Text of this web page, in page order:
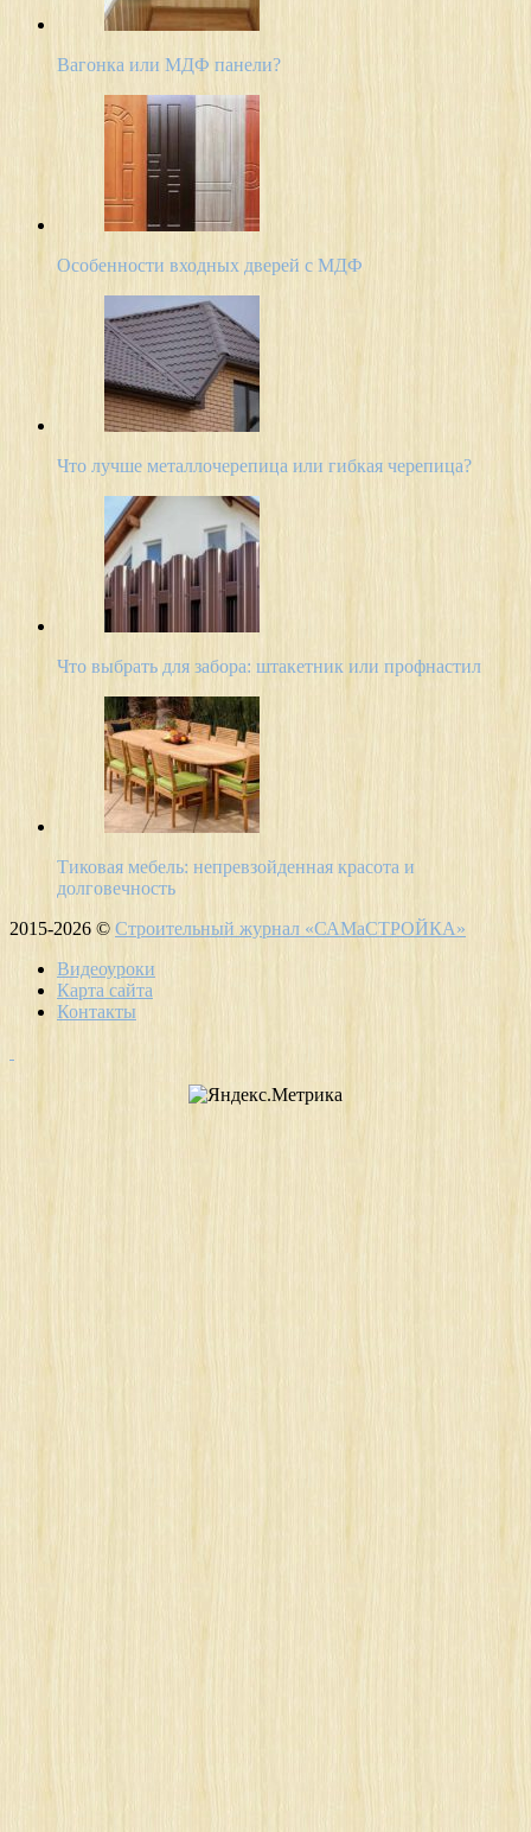
Вагонка или МДФ панели?
Особенности входных дверей с МДФ
Что лучше металлочерепица или гибкая черепица?
Что выбрать для забора: штакетник или профнастил
Тиковая мебель: непревзойденная красота и
долговечность
2015-2026 © Строительный журнал «САМаСТРОЙКА»
Видеоуроки
Карта сайта
Контакты